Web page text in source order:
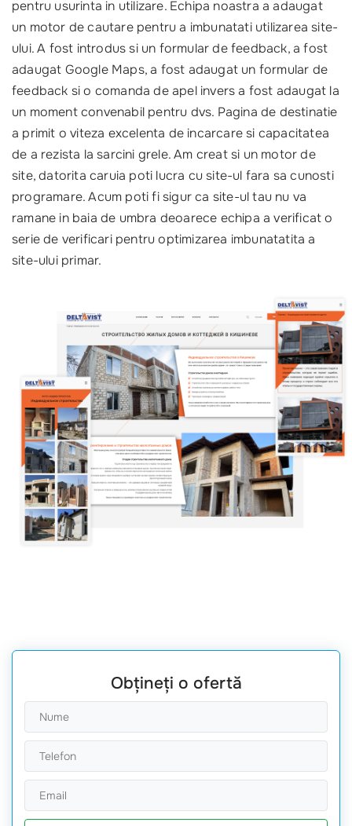
pentru usurinta in utilizare. Echipa noastra a adaugat
un motor de cautare pentru a imbunatati utilizarea site-
ului. A fost introdus si un formular de feedback, a fost
adaugat Google Maps, a fost adaugat un formular de
feedback si o comanda de apel invers a fost adaugat la
un moment convenabil pentru dvs. Pagina de destinatie
a primit o viteza excelenta de incarcare si capacitatea
de a rezista la sarcini grele. Am creat si un motor de
site, datorita caruia poti lucra cu site-ul fara sa cunosti
programare. Acum poti fi sigur ca site-ul tau nu va
ramane in baia de umbra deoarece echipa a verificat o
serie de verificari pentru optimizarea imbunatatita a
site-ului primar.
Obțineți o ofertă